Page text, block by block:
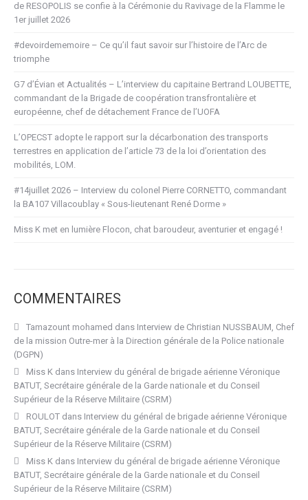
de RESOPOLIS se confie à la Cérémonie du Ravivage de la Flamme le
1er juillet 2026
#devoirdememoire – Ce qu’il faut savoir sur l’histoire de l’Arc de
triomphe
G7 d’Évian et Actualités – L’interview du capitaine Bertrand LOUBETTE,
commandant de la Brigade de coopération transfrontalière et
européenne, chef de détachement France de l’UOFA
L’OPECST adopte le rapport sur la décarbonation des transports
terrestres en application de l’article 73 de la loi d’orientation des
mobilités, LOM.
#14juillet 2026 – Interview du colonel Pierre CORNETTO, commandant
la BA107 Villacoublay « Sous-lieutenant René Dorme »
Miss K met en lumière Flocon, chat baroudeur, aventurier et engagé !
COMMENTAIRES
Tamazount mohamed dans Interview de Christian NUSSBAUM, Chef
de la mission Outre-mer à la Direction générale de la Police nationale
(DGPN)
Miss K dans Interview du général de brigade aérienne Véronique
BATUT, Secrétaire générale de la Garde nationale et du Conseil
Supérieur de la Réserve Militaire (CSRM)
ROULOT dans Interview du général de brigade aérienne Véronique
BATUT, Secrétaire générale de la Garde nationale et du Conseil
Supérieur de la Réserve Militaire (CSRM)
Miss K dans Interview du général de brigade aérienne Véronique
BATUT, Secrétaire générale de la Garde nationale et du Conseil
Supérieur de la Réserve Militaire (CSRM)